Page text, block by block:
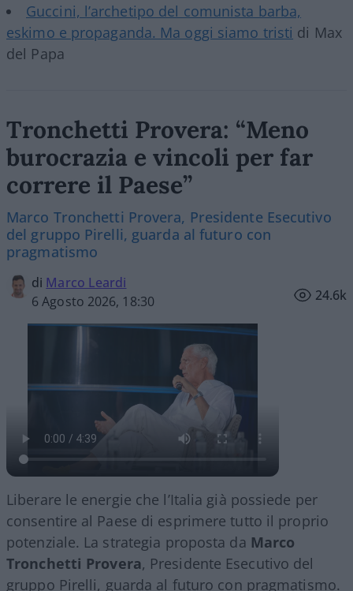
Guccini, l’archetipo del comunista barba,
eskimo e propaganda. Ma oggi siamo tristi di Max
del Papa
Tronchetti Provera: “Meno
burocrazia e vincoli per far
correre il Paese”
Marco Tronchetti Provera, Presidente Esecutivo
del gruppo Pirelli, guarda al futuro con
pragmatismo
di Marco Leardi
6 Agosto 2026, 18:30
24.6k
Liberare le energie che l’Italia già possiede per
consentire al Paese di esprimere tutto il proprio
potenziale. La strategia proposta da Marco
Tronchetti Provera, Presidente Esecutivo del
gruppo Pirelli, guarda al futuro con pragmatismo.